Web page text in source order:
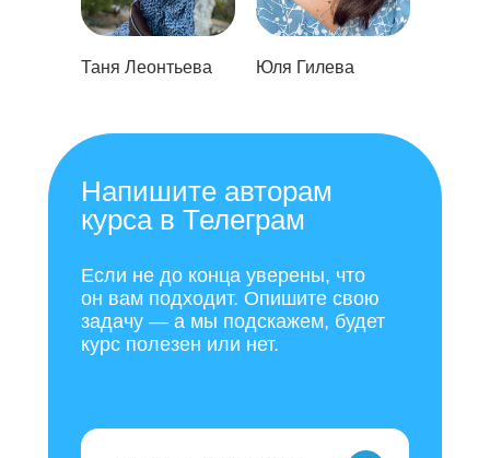
Таня Леонтьева Юля Гилева
Если не до конца уверены, что
он вам подходит. Опишите свою
задачу — а мы подскажем, будет
курс полезен или нет.
Напишите авторам
курса в Телеграм